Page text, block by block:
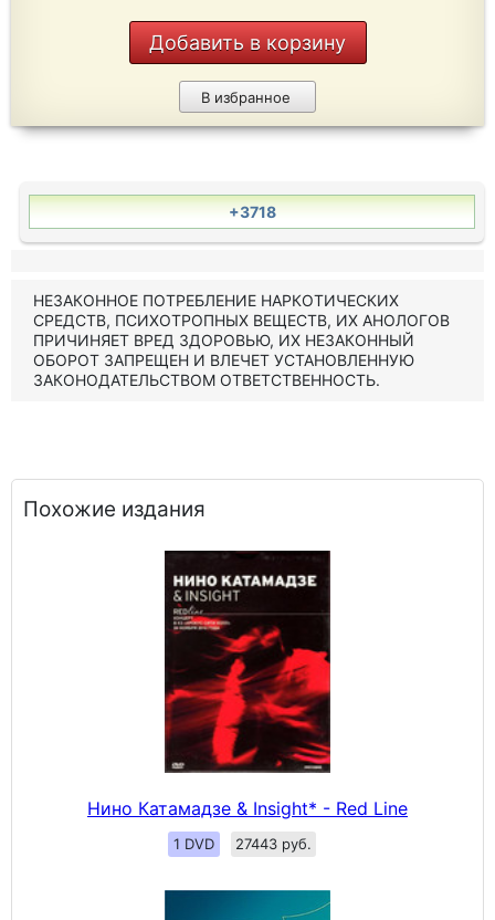
Добавить в корзину
В избранное
+3718
НЕЗАКОННОЕ ПОТРЕБЛЕНИЕ НАРКОТИЧЕСКИХ
СРЕДСТВ, ПСИХОТРОПНЫХ ВЕЩЕСТВ, ИХ АНОЛОГОВ
ПРИЧИНЯЕТ ВРЕД ЗДОРОВЬЮ, ИХ НЕЗАКОННЫЙ
ОБОРОТ ЗАПРЕЩЕН И ВЛЕЧЕТ УСТАНОВЛЕННУЮ
ЗАКОНОДАТЕЛЬСТВОМ ОТВЕТСТВЕННОСТЬ.
Похожие издания
Нино Катамадзе & Insight* - Red Line
1 DVD 27443 руб.